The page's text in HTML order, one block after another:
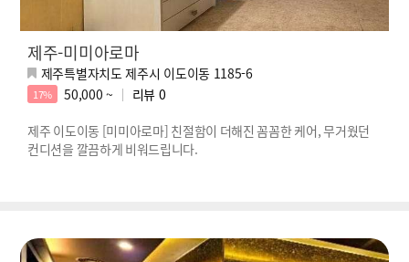
제주-미미아로마
제주특별자치도 제주시 이도이동 1185-6
17% 50,000 ~ 리뷰 0
제주 이도이동 [미미아로마] 친절함이 더해진 꼼꼼한 케어, 무거웠던
컨디션을 깔끔하게 비워드립니다.